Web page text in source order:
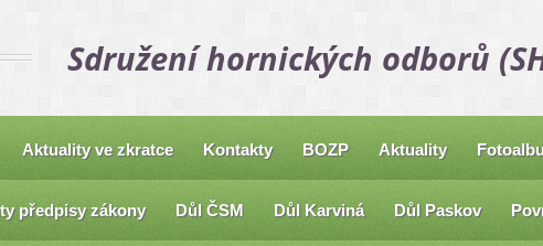
Sdružení hornických odborů
Aktuality ve zkratce Kontakty BOZP Aktuality
předpisy zákony Důl ČSM Důl Karviná Důl Paskov